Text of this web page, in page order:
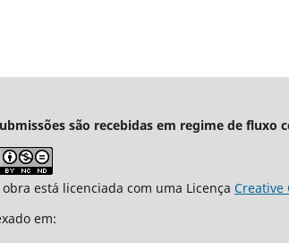
são recebidas em regime de fluxo
obra está licenciada com uma Licença Creative
em: